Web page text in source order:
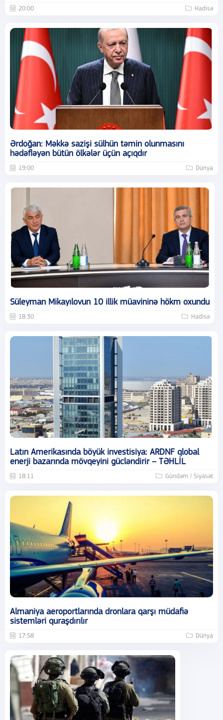
20:00 Hadisə
Ərdoğan: Məkkə sazişi sülhün təmin olunmasını
hədəfləyən bütün ölkələr üçün açıqdır
19:00 Dünya
Süleyman Mikayılovun 10 illik müavininə hökm oxundu
18:30 Hadisə
Latın Amerikasında böyük investisiya: ARDNF qlobal
enerji bazarında mövqeyini gücləndirir – TƏHLİL
18:11 Gündəm / Siyasət
Almaniya aeroportlarında dronlara qarşı müdafiə
sistemləri quraşdırılır
17:58 Dünya